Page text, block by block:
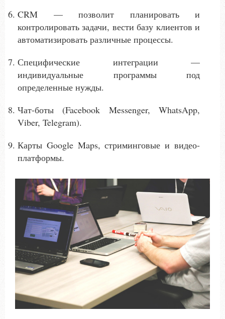
CRM — позволит планировать и
контролировать задачи, вести базу клиентов и
автоматизировать различные процессы.
Специфические интеграции —
индивидуальные программы под
определенные нужды.
Чат-боты (Facebook Messenger, WhatsApp,
Viber, Telegram).
Карты Google Maps, стриминговые и видео-
платформы.